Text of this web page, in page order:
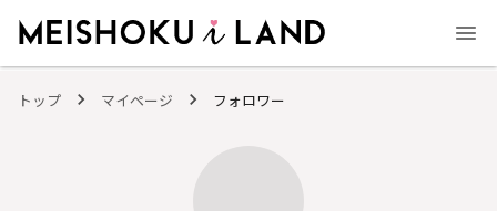
トップ マイページ フォロワー